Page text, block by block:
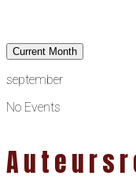
Current Month
september
No Events